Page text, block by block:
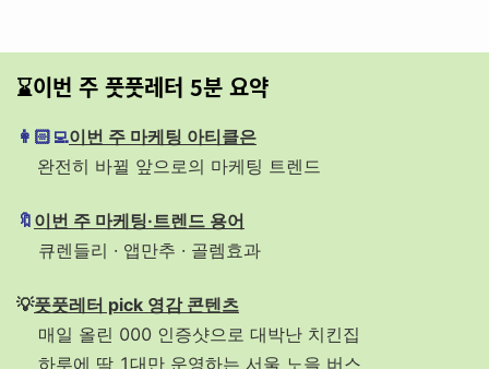
⌛이번 주 풋풋레터 5분 요약
👩🏻‍💻이번 주 마케팅 아티클은
완전히 바뀔 앞으로의 마케팅 트렌드
🔖 이번 주 마케팅·트렌드 용어
큐렌들리 · 앱만추 · 골렘효과
💡풋풋레터 pick 영감 콘텐츠
매일 올린 000 인증샷으로 대박난 치킨집
하루에 딱 1대만 운영하는 서울 노을 버스